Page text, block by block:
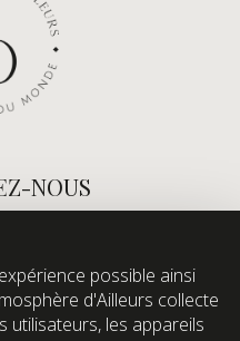
NOUS
12 68 26
possible ainsi
d'Ailleurs collecte
utilisateurs, les appareils